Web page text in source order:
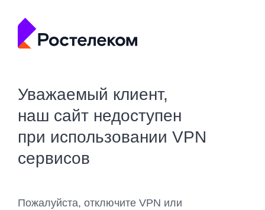
Уважаемый клиент,
наш сайт недоступен
при использовании VPN
сервисов
Пожалуйста, отключите VPN или